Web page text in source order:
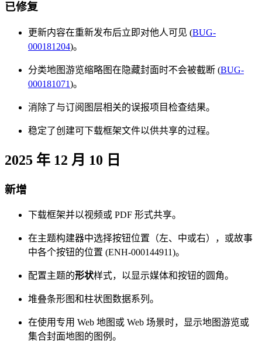
已修复
更新内容在重新发布后立即对他人可见 (BUG-
000181204)。
分类地图游览缩略图在隐藏封面时不会被截断 (BUG-
000181071)。
消除了与订阅图层相关的误报项目检查结果。
稳定了创建可下载框架文件以供共享的过程。
2025 年 12 月 10 日
新增
下载框架并以视频或 PDF 形式共享。
在主题构建器中选择按钮位置（左、中或右），或故事
中各个按钮的位置 (ENH-000144911)。
配置主题的形状样式，以显示媒体和按钮的圆角。
堆叠条形图和柱状图数据系列。
在使用专用 Web 地图或 Web 场景时，显示地图游览或
集合封面地图的图例。